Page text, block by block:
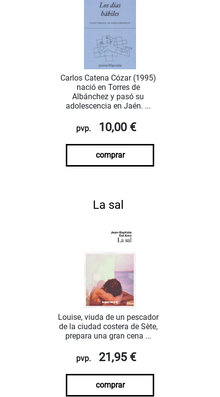
Carlos Catena Cózar (1995)
nació en Torres de
Albánchez y pasó su
adolescencia en Jaén. ...
pvp. 10,00 €
comprar
La sal
Louise, viuda de un pescador
de la ciudad costera de Sète,
prepara una gran cena ...
pvp. 21,95 €
comprar